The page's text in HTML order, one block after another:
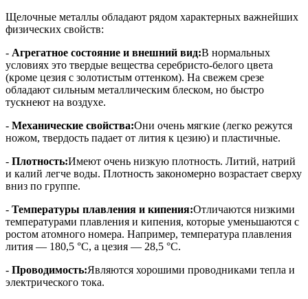
Щелочные металлы обладают рядом характерных важнейших
физических свойств:
- Агрегатное состояние и внешний вид:В нормальных
условиях это твердые вещества серебристо-белого цвета
(кроме цезия с золотистым оттенком). На свежем срезе
обладают сильным металлическим блеском, но быстро
тускнеют на воздухе.
- Механические свойства:Они очень мягкие (легко режутся
ножом, твердость падает от лития к цезию) и пластичные.
- Плотность:Имеют очень низкую плотность. Литий, натрий
и калий легче воды. Плотность закономерно возрастает сверху
вниз по группе.
- Температуры плавления и кипения:Отличаются низкими
температурами плавления и кипения, которые уменьшаются с
ростом атомного номера. Например, температура плавления
лития — 180,5 °C, а цезия — 28,5 °C.
- Проводимость:Являются хорошими проводниками тепла и
электрического тока.